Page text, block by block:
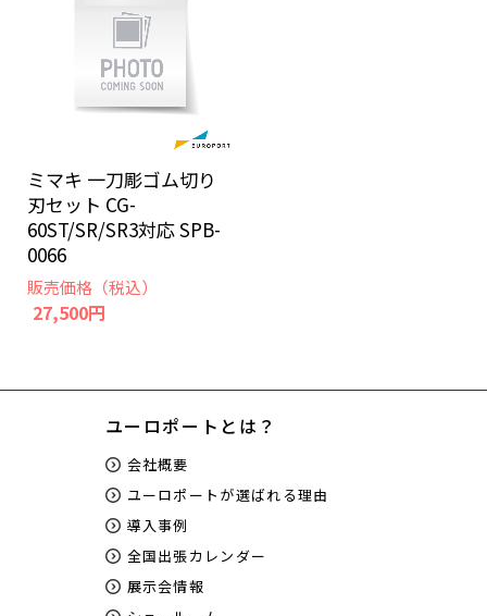
ミマキ 一刀彫ゴム切り
刃セット CG-
60ST/SR/SR3対応 SPB-
0066
販売価格（税込）
27,500円
ユーロポートとは？
会社概要
ユーロポートが選ばれる理由
導入事例
全国出張カレンダー
展示会情報